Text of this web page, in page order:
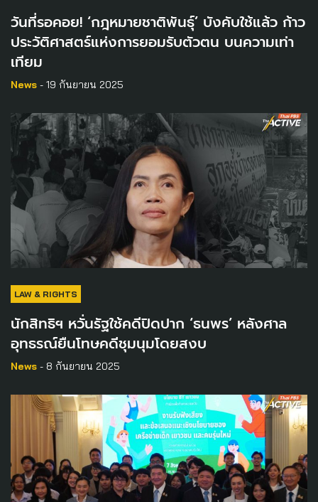
วันที่รอคอย! ‘กฎหมายชาติพันธุ์’ บังคับใช้แล้ว ก้าว
ประวัติศาสตร์แห่งการยอมรับตัวตน บนความเท่า
เทียม
News - 19 กันยายน 2025
LAW & RIGHTS
นักสิทธิฯ หวั่นรัฐใช้คดีปิดปาก ‘ธนพร’ หลังศาล
อุทธรณ์ยืนโทษคดีชุมนุมโดยสงบ
News - 8 กันยายน 2025